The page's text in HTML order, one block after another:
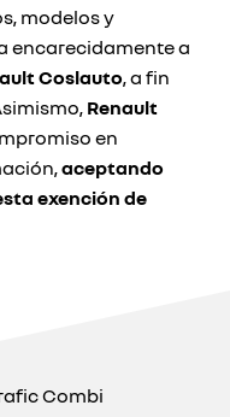
modelos y
encarecidamente a
Coslauto, a fin
Renault
en
aceptando
exención de
Combi